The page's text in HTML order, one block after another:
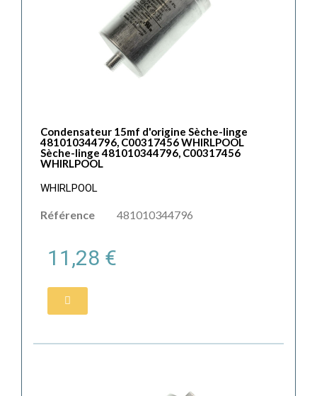
Condensateur 15mf d'origine Sèche-linge
481010344796, C00317456 WHIRLPOOL
Sèche-linge 481010344796, C00317456
WHIRLPOOL
WHIRLPOOL
Référence 481010344796
11,28 €